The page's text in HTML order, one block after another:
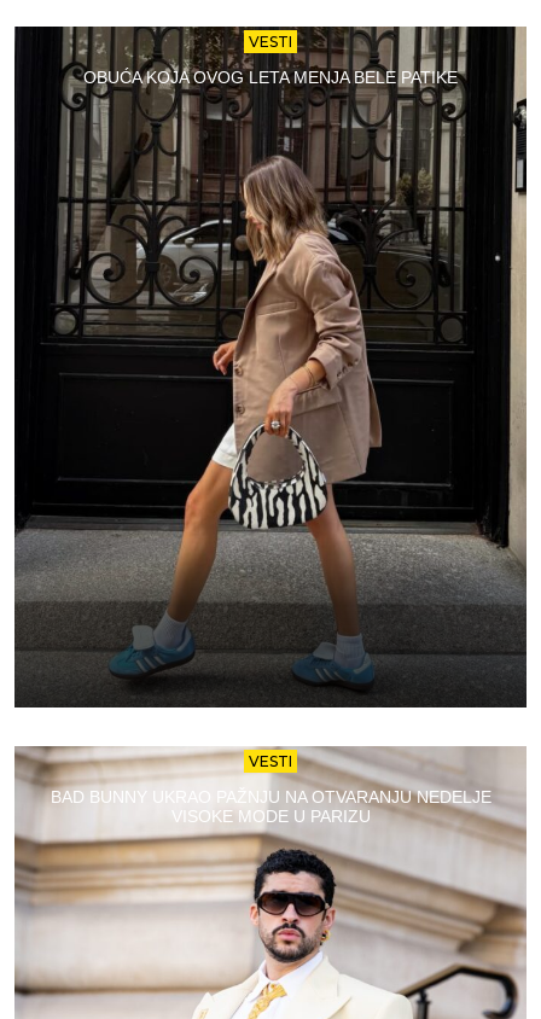
VESTI
OBUĆA KOJA OVOG LETA MENJA BELE PATIKE
VESTI
BAD BUNNY UKRAO PAŽNJU NA OTVARANJU NEDELJE
VISOKE MODE U PARIZU